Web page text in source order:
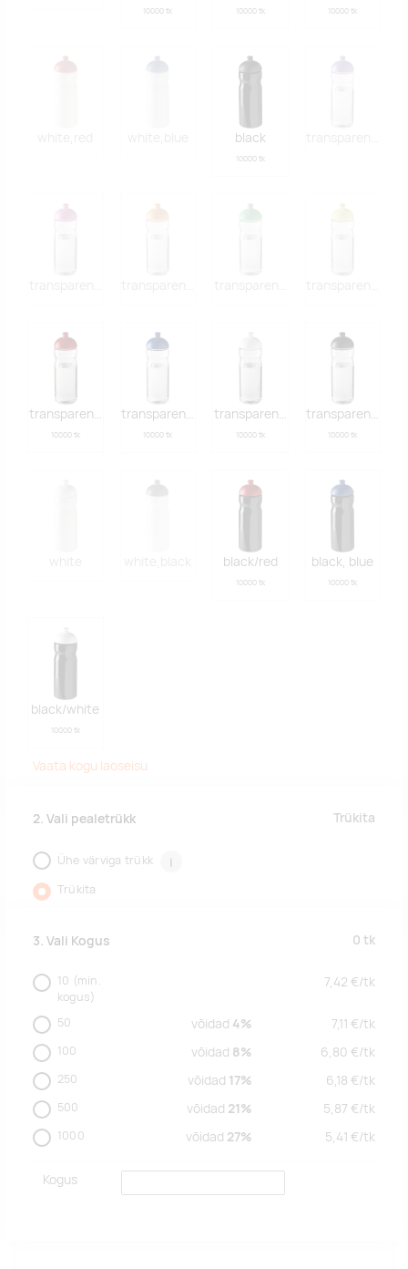
10000 tk 10000 tk 10000 tk
black
10000 tk
transparent red
10000 tk
transparent blue
10000 tk
transparent white
10000 tk
transparent
10000 tk
black/red
10000 tk
black, blue
10000 tk
black/white
10000 tk
Vaata kogu laoseisu
2. Vali pealetrükk Trükita
Ühe värviga trükk i
Trükita
3. Vali Kogus 0 tk
10 (min.
kogus)
7,42 €/tk
50 võidad 4% 7,11 €/tk
100 võidad 8% 6,80 €/tk
250 võidad 17% 6,18 €/tk
500 võidad 21% 5,87 €/tk
1000 võidad 27% 5,41 €/tk
Kogus